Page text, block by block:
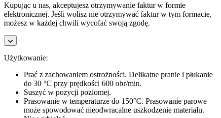
Kupując u nas, akceptujesz otrzymywanie faktur w formie
elektronicznej. Jeśli wolisz nie otrzymywać faktur w tym formacie,
możesz w każdej chwili wycofać swoją zgodę.
Użytkowanie:
Prać z zachowaniem ostrożności. Delikatne pranie i płukanie
do 30 °C przy prędkości 600 obr/min.
Suszyć w pozycji poziomej.
Prasowanie w temperaturze do 150°C. Prasowanie parowe
może spowodować nieodwracalne uszkodzenie materiału.